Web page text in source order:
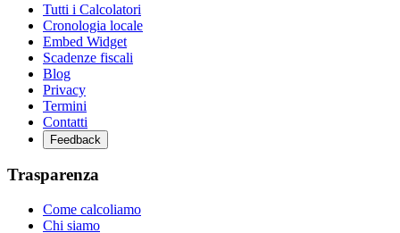
Tutti i Calcolatori
Cronologia locale
Embed Widget
Scadenze fiscali
Blog
Privacy
Termini
Contatti
Feedback
Trasparenza
Come calcoliamo
Chi siamo